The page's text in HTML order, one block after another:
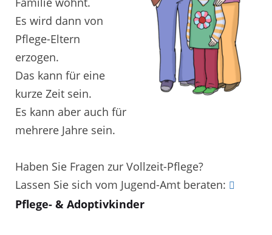
Es wird dann von
Pflege-Eltern
erzogen.
Das kann für eine
kurze Zeit sein.
Es kann aber auch für
mehrere Jahre sein.
Haben Sie Fragen zur Vollzeit-Pflege?
Lassen Sie sich vom Jugend-Amt beraten:
Pflege- & Adoptivkinder